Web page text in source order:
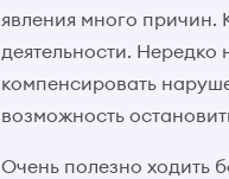
явления много причин.
деятельности.
компенсировать
возможность
Очень полезно ходить